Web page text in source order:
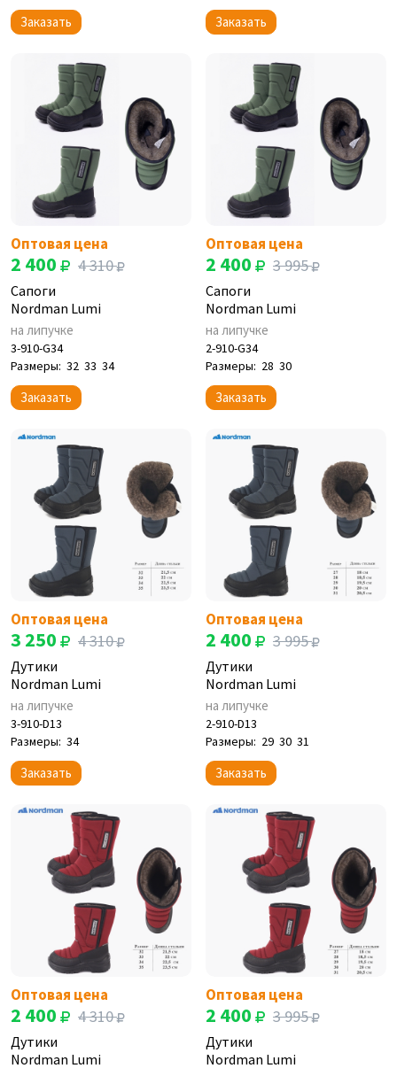
Заказать Заказать
Оптовая цена
2 400 4 310
Сапоги
Nordman Lumi
на липучке
3-910-G34
Размеры: 32 33 34
Заказать
Оптовая цена
2 400 3 995
Сапоги
Nordman Lumi
на липучке
2-910-G34
Размеры: 28 30
Заказать
Оптовая цена
3 250 4 310
Дутики
Nordman Lumi
на липучке
3-910-D13
Размеры: 34
Заказать
Оптовая цена
2 400 3 995
Дутики
Nordman Lumi
на липучке
2-910-D13
Размеры: 29 30 31
Заказать
Оптовая цена
2 400 4 310
Дутики
Nordman Lumi
Оптовая цена
2 400 3 995
Дутики
Nordman Lumi